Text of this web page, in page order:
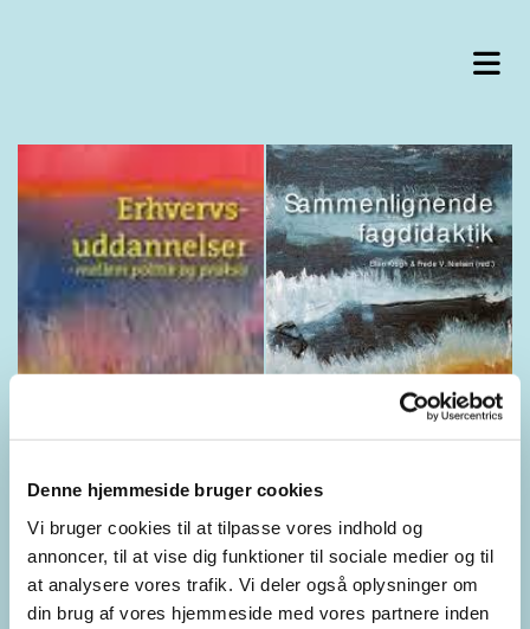
Denne hjemmeside bruger cookies
Vi bruger cookies til at tilpasse vores indhold og
annoncer, til at vise dig funktioner til sociale medier og til
at analysere vores trafik. Vi deler også oplysninger om
din brug af vores hjemmeside med vores partnere inden